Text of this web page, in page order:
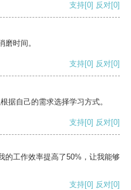
支持[0] 反对[0]
时间。
支持[0] 反对[0]
据自己的需求选择学习方式。
支持[0] 反对[0]
的工作效率提高了50%，让我能够
支持[0] 反对[0]